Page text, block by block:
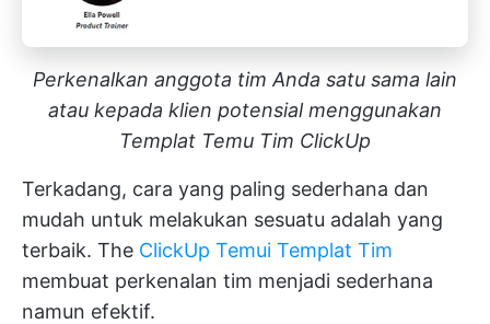
Perkenalkan anggota tim Anda satu sama lain
atau kepada klien potensial menggunakan
Templat Temu Tim ClickUp
Terkadang, cara yang paling sederhana dan
mudah untuk melakukan sesuatu adalah yang
terbaik. The ClickUp Temui Templat Tim
membuat perkenalan tim menjadi sederhana
namun efektif.